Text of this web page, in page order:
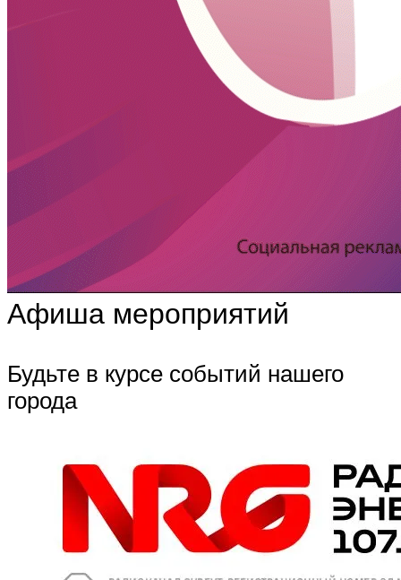
Афиша мероприятий
Будьте в курсе событий нашего
города